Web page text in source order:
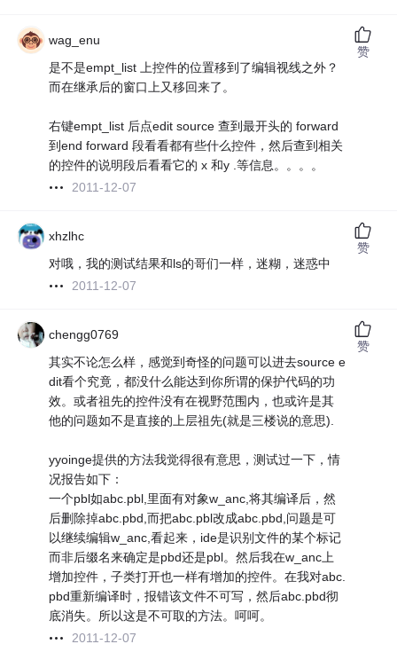
wag_enu
是不是empt_list 上控件的位置移到了编辑视线之外？
而在继承后的窗口上又移回来了。
右键empt_list 后点edit source 查到最开头的 forward
到end forward 段看看都有些什么控件，然后查到相关
的控件的说明段后看看它的 x 和y .等信息。。。。
2011-12-07
赞
xhzlhc
对哦，我的测试结果和ls的哥们一样，迷糊，迷惑中
2011-12-07
赞
chengg0769
其实不论怎么样，感觉到奇怪的问题可以进去source e
dit看个究竟，都没什么能达到你所谓的保护代码的功
效。或者祖先的控件没有在视野范围内，也或许是其
他的问题如不是直接的上层祖先(就是三楼说的意思).
yyoinge提供的方法我觉得很有意思，测试过一下，情
况报告如下：
一个pbl如abc.pbl,里面有对象w_anc,将其编译后，然
后删除掉abc.pbd,而把abc.pbl改成abc.pbd,问题是可
以继续编辑w_anc,看起来，ide是识别文件的某个标记
而非后缀名来确定是pbd还是pbl。然后我在w_anc上
增加控件，子类打开也一样有增加的控件。在我对abc.
pbd重新编译时，报错该文件不可写，然后abc.pbd彻
底消失。所以这是不可取的方法。呵呵。
2011-12-07
赞